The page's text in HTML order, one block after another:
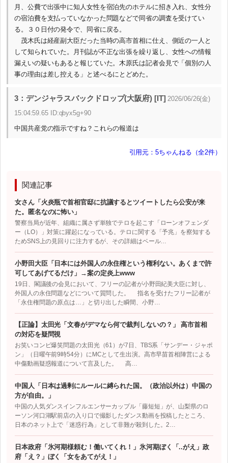
月、公費で出張中に知人女性を宿泊先のホテルに招き入れ、女性分
の宿泊費を支払っていなかった問題などで同省の調査を受けてい
る。３０日付の発令で、同省に戻る。
茂木氏は経産副大臣だった当時の高市首相に仕え、側近の一人と
して知られていた。月刊誌が不正な出張を繰り返し、女性への情報
漏えいの疑いもあると報じていた。木原氏は記者会見で「個別の人
事の理由は差し控える」と述べるにとどめた。
3：デンジャラスバックドロップ(大阪府) [IT] 2026/06/26(金)
15:04:59.65 ID:qbyx5g+90
中国共産党の指示ですね？これらの報道は
引用元：5ちゃんねる（全2件）
関連記事
女さん「火炎瓶で首相官邸に抗議するとツイートしたら公安が来
た。匿名なのに怖い」
警察当局が近年、組織に属さず単独でテロを起こす「ローンオフェンダ
ー（LO）」対策に躍起になっている。テロに関する「予兆」を察知する
ためSNS上の見回りに注力するが、その詳細はベール…
小野田大臣「日本には外国人の永住権という権利ない。あくまで許
可してあげてるだけ」→案の定炎上www
19日、閣議後の会見において、フリーの記者が小野田紀美大臣に対し、
外国人の永住問題などについて質問した。 指名を受けたフリー記者が
「永住権問題の原点は…」と切り出した瞬間、小野…
【正論】太田光「文春がデマなら何で裁判しないの？」 高市首相
の対応を疑問視
お笑いコンビ爆笑問題の太田光（61）が7日、TBS系「サンデー・ジャポ
ン」（日曜午前9時54分）にMCとして生出演。高市早苗首相陣営による
中傷動画疑惑報道について言及した。 高…
中国人「日本は過剰にルールに縛られた国。（政治以外は）中国の
方が自由。」
中国の人気ダンスインフルエンサーカップル「藤短短」が、山梨県のロ
ーソン河口湖駅前店の入り口で撮影したダンス動画を投稿したところ、
日本のネット上で「迷惑行為」として非難が殺到した。2…
日本政府「氷河期様頼む！働いてくれ！」氷河期ぼく「..がえ」政
府「え？」ぼく「女をあてがえ！」